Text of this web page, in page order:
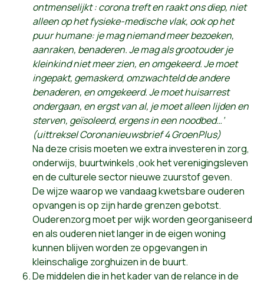
ontmenselijkt : corona treft en raakt ons diep, niet
alleen op het fysieke-medische vlak, ook op het
puur humane: je mag niemand meer bezoeken,
aanraken, benaderen. Je mag als grootouder je
kleinkind niet meer zien, en omgekeerd. Je moet
ingepakt, gemaskerd, omzwachteld de andere
benaderen, en omgekeerd. Je moet huisarrest
ondergaan, en ergst van al, je moet alleen lijden en
sterven, geïsoleerd, ergens in een noodbed…’
(uittreksel Coronanieuwsbrief 4 GroenPlus)
Na deze crisis moeten we extra investeren in zorg,
onderwijs, buurtwinkels ,ook het verenigingsleven
en de culturele sector nieuwe zuurstof geven.
De wijze waarop we vandaag kwetsbare ouderen
opvangen is op zijn harde grenzen gebotst.
Ouderenzorg moet per wijk worden georganiseerd
en als ouderen niet langer in de eigen woning
kunnen blijven worden ze opgevangen in
kleinschalige zorghuizen in de buurt.
De middelen die in het kader van de relance in de